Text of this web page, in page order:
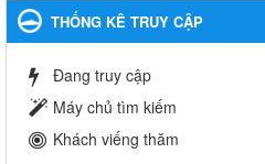
THỐNG KÊ TRUY CẬP
Đang truy cập
Máy chủ tìm kiếm
Khách viếng thăm